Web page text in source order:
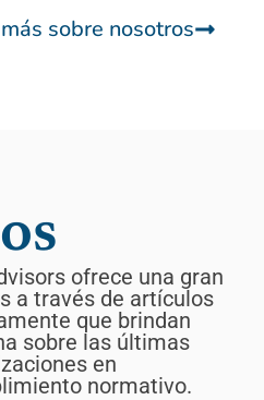
sobre nosotros
ofrece una gran
a través de artículos
que brindan
sobre las últimas
en
normativo.